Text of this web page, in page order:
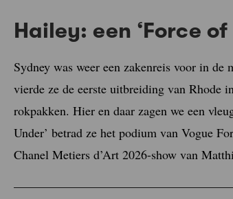
Hailey: een ‘Force of
Sydney was weer een zakenreis voor in
vierde ze de eerste uitbreiding van
rokpakken. Hier en daar zagen we een
Under’ betrad ze het podium van Vogue
Chanel Metiers d’Art 2026-show van